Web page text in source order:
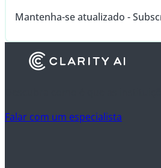
Mantenha-se atualizado -
Descubra como é que as
Falar com um especialista